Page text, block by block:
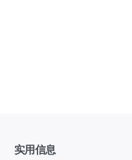
实用信息